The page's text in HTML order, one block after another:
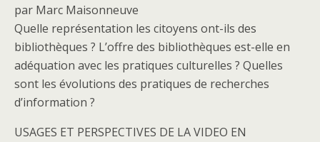
par Marc Maisonneuve
Quelle représentation les citoyens ont-ils des
bibliothèques ? L’offre des bibliothèques est-elle en
adéquation avec les pratiques culturelles ? Quelles
sont les évolutions des pratiques de recherches
d’information ?
USAGES ET PERSPECTIVES DE LA VIDEO EN